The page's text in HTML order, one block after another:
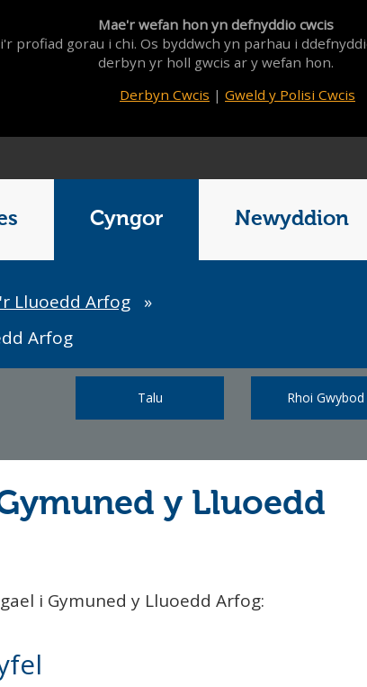
Mae'r wefan hon yn defnyddio cwcis
profiad gorau i chi. Os byddwch yn parhau i
derbyn yr holl gwcis ar y wefan hon.
Derbyn Cwcis | Gweld y Polisi Cwcis
Cyngor Newyddion
Lluoedd Arfog
»
Arfog
Talu Rhoi Gwybod
y Lluoedd
i Gymuned y Lluoedd Arfog: